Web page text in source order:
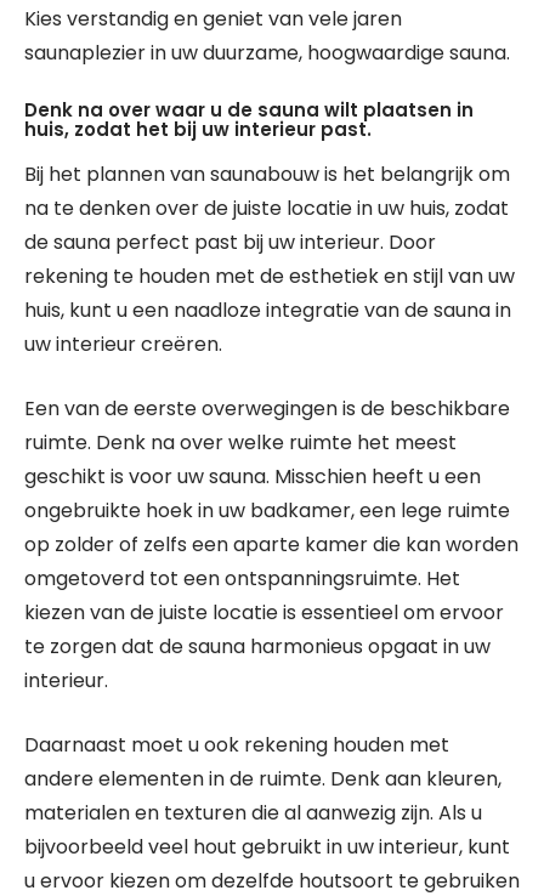
Kies verstandig en geniet van vele jaren
saunaplezier in uw duurzame, hoogwaardige sauna.
Denk na over waar u de sauna wilt plaatsen in
huis, zodat het bij uw interieur past.
Bij het plannen van saunabouw is het belangrijk om
na te denken over de juiste locatie in uw huis, zodat
de sauna perfect past bij uw interieur. Door
rekening te houden met de esthetiek en stijl van uw
huis, kunt u een naadloze integratie van de sauna in
uw interieur creëren.
Een van de eerste overwegingen is de beschikbare
ruimte. Denk na over welke ruimte het meest
geschikt is voor uw sauna. Misschien heeft u een
ongebruikte hoek in uw badkamer, een lege ruimte
op zolder of zelfs een aparte kamer die kan worden
omgetoverd tot een ontspanningsruimte. Het
kiezen van de juiste locatie is essentieel om ervoor
te zorgen dat de sauna harmonieus opgaat in uw
interieur.
Daarnaast moet u ook rekening houden met
andere elementen in de ruimte. Denk aan kleuren,
materialen en texturen die al aanwezig zijn. Als u
bijvoorbeeld veel hout gebruikt in uw interieur, kunt
u ervoor kiezen om dezelfde houtsoort te gebruiken